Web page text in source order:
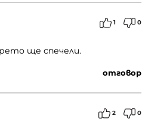
1 0
ще спечели.
отговор
2 0